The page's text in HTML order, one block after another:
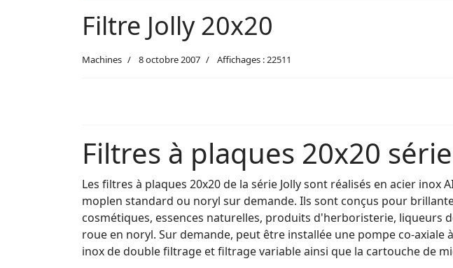
Filtre Jolly 20x20
Machines 8 octobre 2007 Affichages : 22511
Filtres à plaques 20x20
Les filtres à plaques 20x20 de la série Jolly sont réalisés en acier
moplen standard ou noryl sur demande. Ils sont conçus pour
cosmétiques, essences naturelles, produits d'herboristerie, liqueurs
roue en noryl. Sur demande, peut être installée une pompe co-
inox de double filtrage et filtrage variable ainsi que la cartouche de